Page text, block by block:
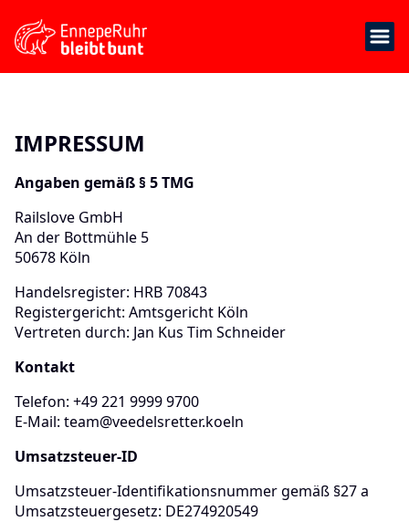
IMPRESSUM
Angaben gemäß § 5 TMG
Railslove GmbH
An der Bottmühle 5
50678 Köln
Handelsregister: HRB 70843
Registergericht: Amtsgericht Köln
Vertreten durch: Jan Kus Tim Schneider
Kontakt
Telefon: +49 221 9999 9700
E-Mail: team@veedelsretter.koeln
Umsatzsteuer-ID
Umsatzsteuer-Identifikationsnummer gemäß §27 a
Umsatzsteuergesetz: DE274920549